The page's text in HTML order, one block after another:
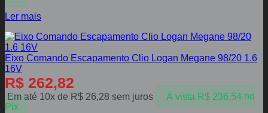
Ler mais
Eixo Comando Escapamento Clio Logan Megane 98/20 1.6
16V
R$ 262,82
Em até 10x de R$ 26,28 sem juros À vista R$236,54 no
Pix